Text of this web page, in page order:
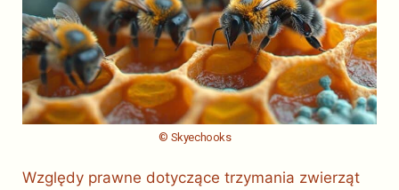
© Skyechooks
Względy prawne dotyczące trzymania zwierząt